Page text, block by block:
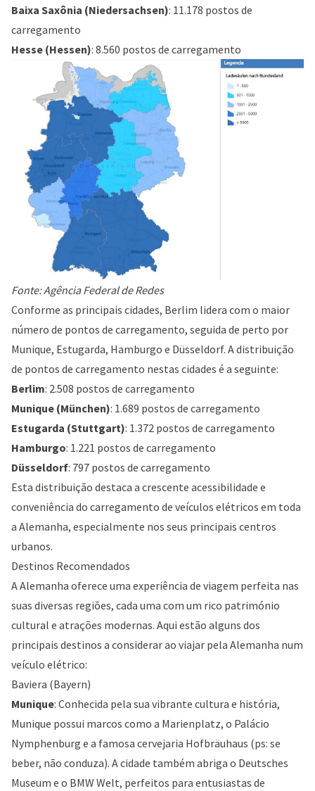
Baixa Saxônia (Niedersachsen): 11.178 postos de
carregamento
Hesse (Hessen): 8.560 postos de carregamento
Fonte:Agência Federal de Redes
Conforme as principais cidades, Berlim lidera com o maior
número de pontos de carregamento, seguida de perto por
Munique, Estugarda, Hamburgo e Düsseldorf. A distribuição
de pontos de carregamento nestas cidades é a seguinte:
Berlim: 2.508 postos de carregamento
Munique (München): 1.689 postos de carregamento
Estugarda (Stuttgart): 1.372 postos de carregamento
Hamburgo: 1.221 postos de carregamento
Düsseldorf: 797 postos de carregamento
Esta distribuição destaca a crescente acessibilidade e
conveniência do carregamento de veículos elétricos em toda
a Alemanha, especialmente nos seus principais centros
urbanos.
Destinos Recomendados
A Alemanha oferece uma experiência de viagem perfeita nas
suas diversas regiões, cada uma com um rico património
cultural e atrações modernas. Aqui estão alguns dos
principais destinos a considerar ao viajar pela Alemanha num
veículo elétrico:
Baviera (Bayern)
Munique: Conhecida pela sua vibrante cultura e história,
Munique possui marcos como a Marienplatz, o Palácio
Nymphenburg e a famosa cervejaria Hofbräuhaus (ps: se
beber, não conduza). A cidade também abriga o Deutsches
Museum e o BMW Welt, perfeitos para entusiastas de